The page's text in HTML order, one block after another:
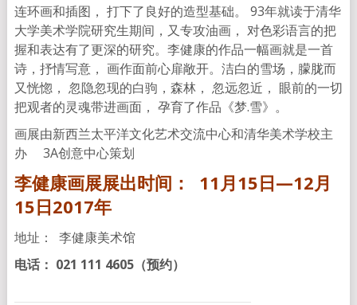
连环画和插图， 打下了良好的造型基础。 93年就读于清华
大学美术学院研究生期间，又专攻油画， 对色彩语言的把
握和表达有了更深的研究。李健康的作品一幅画就是一首
诗，抒情写意， 画作面前心扉敞开。洁白的雪场，朦胧而
又恍惚， 忽隐忽现的白驹，森林， 忽远忽近， 眼前的一切
把观者的灵魂带进画面， 孕育了作品《梦.雪》。
画展由新西兰太平洋文化艺术交流中心和清华美术学校主
办 3A创意中心策划
李健康画展展出时间： 11月15日—12月
15日2017年
地址： 李健康美术馆
电话： 021 111 4605（预约）